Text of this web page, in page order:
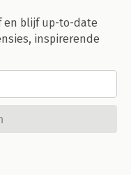
en blijf up-to-date
inspirerende